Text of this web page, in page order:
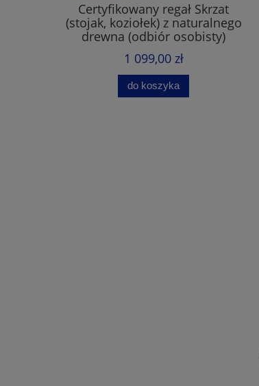
Certyfikowany regał Skrzat
(stojak, koziołek) z naturalnego
drewna (odbiór osobisty)
1 099,00 zł
do koszyka